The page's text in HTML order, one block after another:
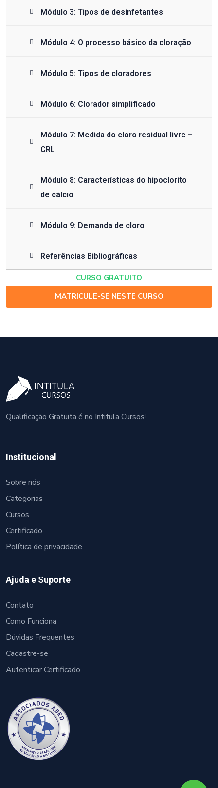
Módulo 3: Tipos de desinfetantes
Módulo 4: O processo básico da cloração
Módulo 5: Tipos de cloradores
Módulo 6: Clorador simplificado
Módulo 7: Medida do cloro residual livre –
CRL
Módulo 8: Características do hipoclorito
de cálcio
Módulo 9: Demanda de cloro
Referências Bibliográficas
CURSO GRATUITO
MATRICULE-SE NESTE CURSO
Qualificação Gratuita é no Intitula Cursos!
Institucional
Sobre nós
Categorias
Cursos
Certificado
Política de privacidade
Ajuda e Suporte
Contato
Como Funciona
Dúvidas Frequentes
Cadastre-se
Autenticar Certificado